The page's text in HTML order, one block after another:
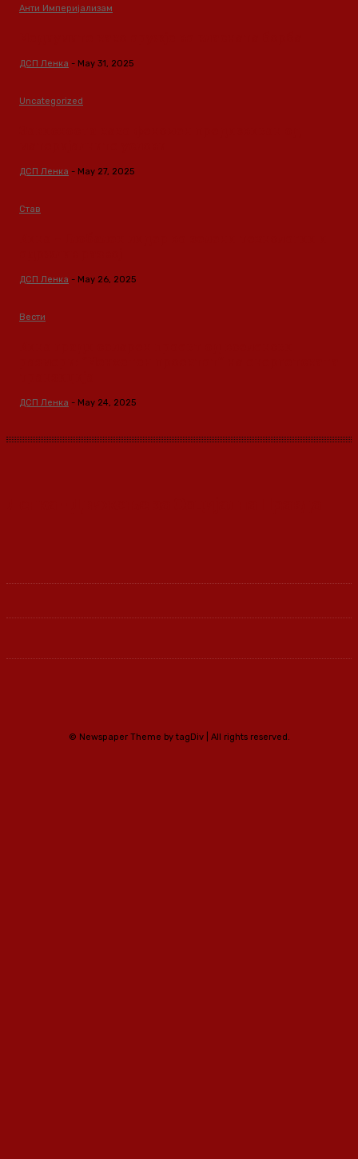
Анти Империјализам
ДСП Ленка - May 31, 2025
Uncategorized
ДСП Ленка - May 27, 2025
Став
ДСП Ленка - May 26, 2025
Вести
ДСП Ленка - May 24, 2025
© Newspaper Theme by tagDiv | All rights reserved.